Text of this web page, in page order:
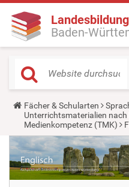
Baden-
Y
o
u
a
e
h
e
r
Fächer & Schularten
Unterrichtsmaterialien nach
Medienkompetenz (TMK)